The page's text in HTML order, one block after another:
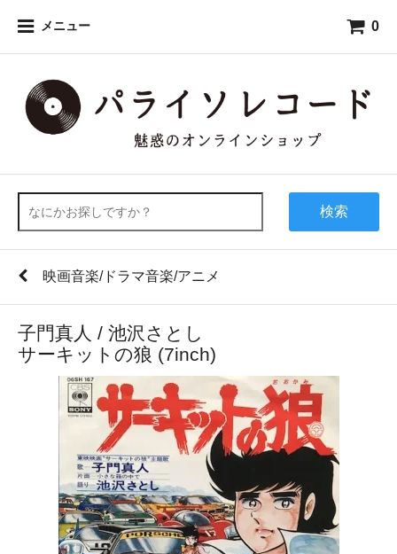
メニュー 0
検索
映画音楽/ドラマ音楽/アニメ
子門真人 / 池沢さとし
サーキットの狼 (7inch)